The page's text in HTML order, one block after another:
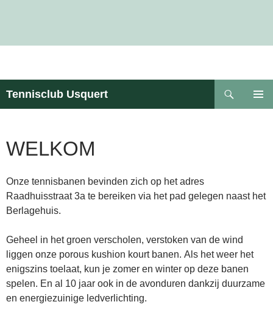
Tennisclub Usquert
INHOUD
WELKOM
Onze tennisbanen bevinden zich op het adres
Raadhuisstraat 3a te bereiken via het pad gelegen naast het
Berlagehuis.
Geheel in het groen verscholen, verstoken van de wind
liggen onze porous kushion kourt banen. Als het weer het
enigszins toelaat, kun je zomer en winter op deze banen
spelen. En al 10 jaar ook in de avonduren dankzij duurzame
en energiezuinige ledverlichting.